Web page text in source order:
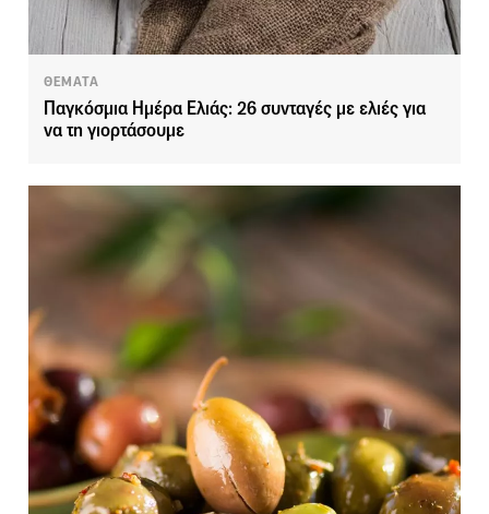
ΘΕΜΑΤΑ
Παγκόσμια Ημέρα Ελιάς: 26 συνταγές με ελιές για
να τη γιορτάσουμε